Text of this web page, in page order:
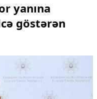
yanına
göstərən